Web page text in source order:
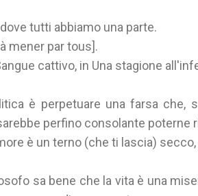
tutti abbiamo una parte.
mener par tous].
cattivo, in Una stagione
è perpetuare una farsa che,
perfino consolante poterne
è un terno (che ti lascia)
sa bene che la vita è una